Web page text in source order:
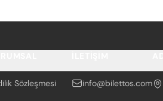
Sözleşmesi info@bilettos.com